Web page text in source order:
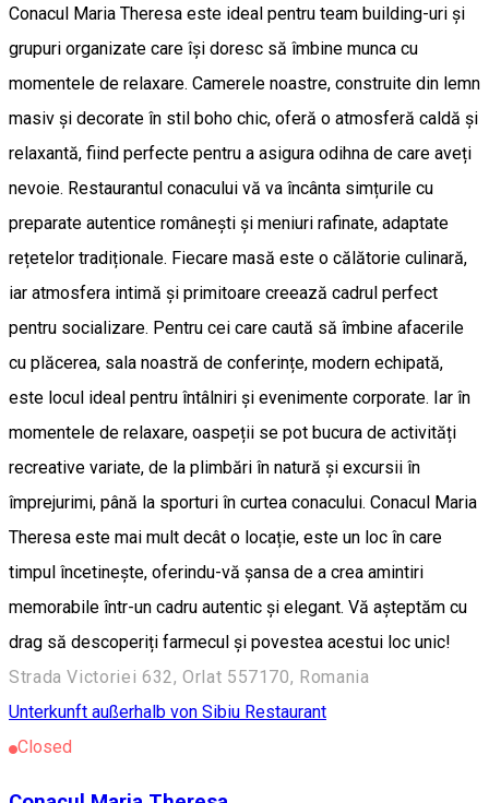
Conacul Maria Theresa este ideal pentru team building-uri și
grupuri organizate care își doresc să îmbine munca cu
momentele de relaxare. Camerele noastre, construite din lemn
masiv și decorate în stil boho chic, oferă o atmosferă caldă și
relaxantă, fiind perfecte pentru a asigura odihna de care aveți
nevoie. Restaurantul conacului vă va încânta simțurile cu
preparate autentice românești și meniuri rafinate, adaptate
rețetelor tradiționale. Fiecare masă este o călătorie culinară,
iar atmosfera intimă și primitoare creează cadrul perfect
pentru socializare. Pentru cei care caută să îmbine afacerile
cu plăcerea, sala noastră de conferințe, modern echipată,
este locul ideal pentru întâlniri și evenimente corporate. Iar în
momentele de relaxare, oaspeții se pot bucura de activități
recreative variate, de la plimbări în natură și excursii în
împrejurimi, până la sporturi în curtea conacului. Conacul Maria
Theresa este mai mult decât o locație, este un loc în care
timpul încetinește, oferindu-vă șansa de a crea amintiri
memorabile într-un cadru autentic și elegant. Vă așteptăm cu
drag să descoperiți farmecul și povestea acestui loc unic!
Strada Victoriei 632, Orlat 557170, Romania
Unterkunft außerhalb von Sibiu Restaurant
Closed